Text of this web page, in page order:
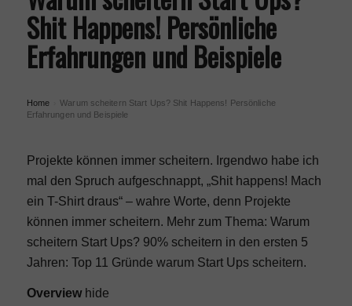
Menü
Shit Happens! Persönliche
Erfahrungen und Beispiele
Home
Warum scheitern Start Ups? Shit Happens! Persönliche
Erfahrungen und Beispiele
Projekte können immer scheitern. Irgendwo habe ich
mal den Spruch aufgeschnappt, „Shit happens! Mach
ein T-Shirt draus“ – wahre Worte, denn Projekte
können immer scheitern. Mehr zum Thema: Warum
scheitern Start Ups? 90% scheitern in den ersten 5
Jahren: Top 11 Gründe warum Start Ups scheitern.
Overview hide